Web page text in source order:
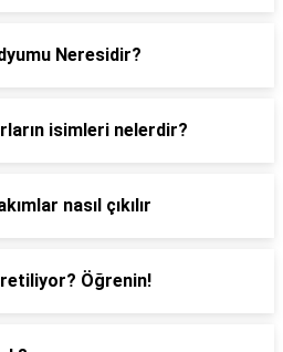
Neresidir?
isimleri nelerdir?
nasıl çıkılır
Öğrenin!